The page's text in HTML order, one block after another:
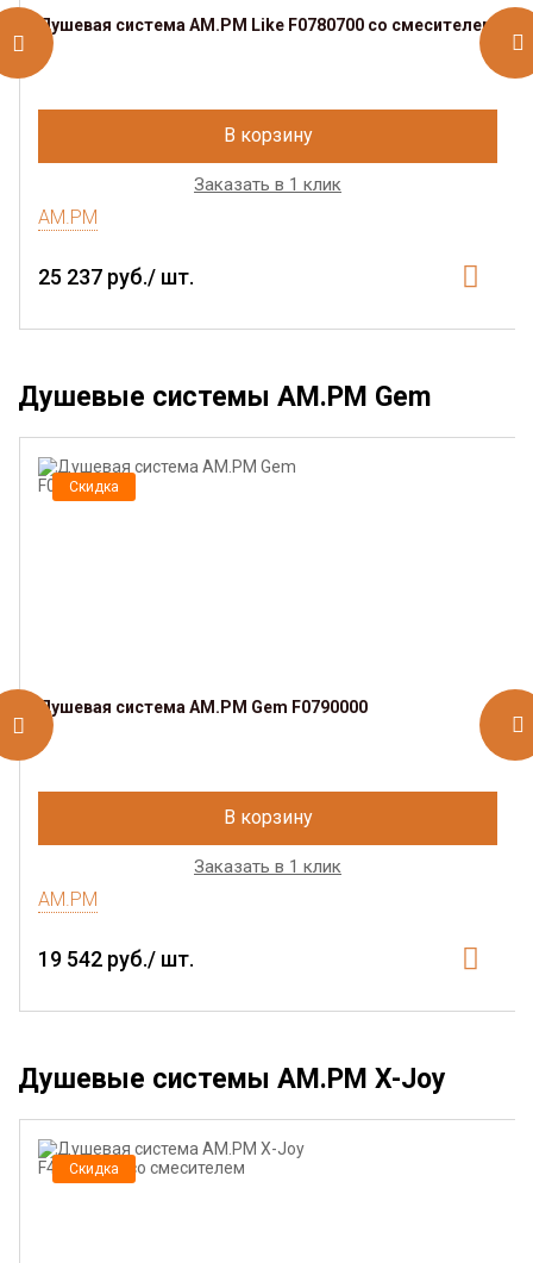
Душевая система AM.PM Like F0780700 со смесителем
В корзину
Заказать в 1 клик
AM.PM
25 237 руб./ шт.
Душевые системы AM.PM Gem
Скидка
Душевая система AM.PM Gem F0790000
В корзину
Заказать в 1 клик
AM.PM
19 542 руб./ шт.
Душевые системы AM.PM X-Joy
Скидка